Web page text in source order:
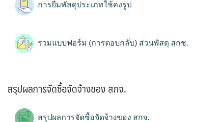
การยืมพัสดุประเภทใช้คงรูป
รวมแบบฟอร์ม (การตอบกลับ) ส่วนพัสดุ สกช.
สรุปผลการจัดซื้อจัดจ้างของ สกจ.
สรุปผลการจัดซื้อจัดจ้างของ สกจ.